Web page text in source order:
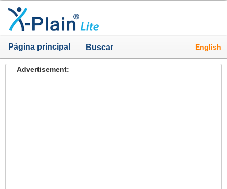
Página principal Buscar English
Advertisement: